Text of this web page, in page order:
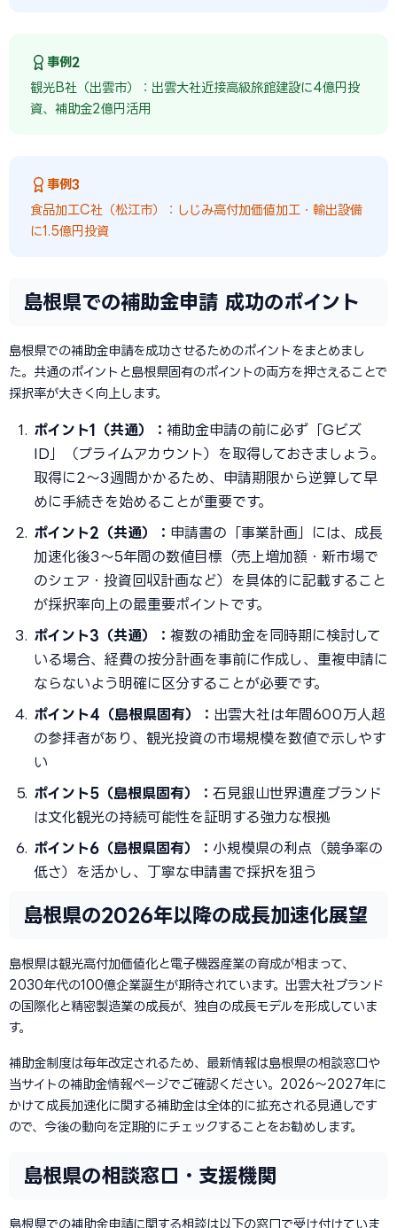
事例2
観光B社（出雲市）：出雲大社近接高級旅館建設に4億円投
資、補助金2億円活用
事例3
食品加工C社（松江市）：しじみ高付加価値加工・輸出設備
に1.5億円投資
島根県での補助金申請 成功のポイント
島根県での補助金申請を成功させるためのポイントをまとめまし
た。共通のポイントと島根県固有のポイントの両方を押さえることで
採択率が大きく向上します。
ポイント1（共通）： 補助金申請の前に必ず「Gビズ
ID」（プライムアカウント）を取得しておきましょう。
取得に2〜3週間かかるため、申請期限から逆算して早
めに手続きを始めることが重要です。
ポイント2（共通）： 申請書の「事業計画」には、成長
加速化後3〜5年間の数値目標（売上増加額・新市場で
のシェア・投資回収計画など）を具体的に記載すること
が採択率向上の最重要ポイントです。
ポイント3（共通）： 複数の補助金を同時期に検討して
いる場合、経費の按分計画を事前に作成し、重複申請に
ならないよう明確に区分することが必要です。
ポイント4（島根県固有）： 出雲大社は年間600万人超
の参拝者があり、観光投資の市場規模を数値で示しやす
い
ポイント5（島根県固有）： 石見銀山世界遺産ブランド
は文化観光の持続可能性を証明する強力な根拠
ポイント6（島根県固有）： 小規模県の利点（競争率の
低さ）を活かし、丁寧な申請書で採択を狙う
島根県の2026年以降の成長加速化展望
島根県は観光高付加価値化と電子機器産業の育成が相まって、
2030年代の100億企業誕生が期待されています。出雲大社ブランド
の国際化と精密製造業の成長が、独自の成長モデルを形成していま
す。
補助金制度は毎年改定されるため、最新情報は島根県の相談窓口や
当サイトの補助金情報ページでご確認ください。2026〜2027年に
かけて成長加速化に関する補助金は全体的に拡充される見通しです
ので、今後の動向を定期的にチェックすることをお勧めします。
島根県の相談窓口・支援機関
島根県での補助金申請に関する相談は以下の窓口で受け付けていま